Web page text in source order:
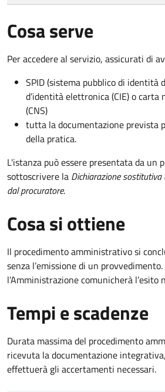
Cosa serve
Per accedere al servizio, assicurati di
SPID (sistema pubblico di identità
d’identità elettronica (CIE) o carta
(CNS)
tutta la documentazione prevista
della pratica.
L'istanza può essere presentata da un
sottoscrivere la Dichiarazione
dal procuratore.
Cosa si ottiene
Il procedimento amministrativo si
senza l’emissione di un
l’Amministrazione comunicherà l’esito
Tempi e scadenze
Durata massima del procedimento
ricevuta la documentazione
effettuerà gli accertamenti necessari.